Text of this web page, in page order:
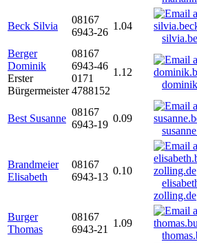
Beck Silvia
08167
6943-26
1.04
Berger
Dominik
Erster
Bürgermeister
08167
6943-46
0171
4788152
1.12
Best Susanne
08167
6943-19
0.09
Brandmeier
Elisabeth
08167
6943-13
0.10
zolling.de
Burger
Thomas
08167
6943-21
1.09